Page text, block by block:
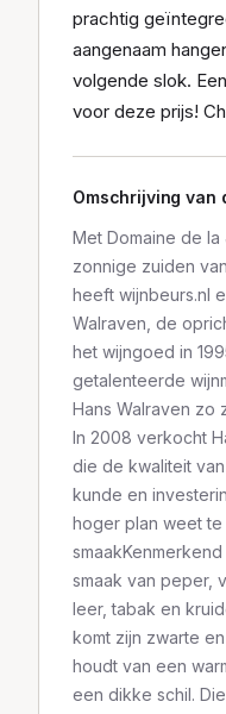
prachtig
aangenaam
volgende slok.
voor deze prijs!
Omschrijving van
Met Domaine de
zonnige zuiden
heeft wijnbeurs.nl
Walraven, de
het wijngoed in
getalenteerde
Hans Walraven zo
In 2008 verkocht
die de kwaliteit
kunde en
hoger plan weet te
smaak van peper,
leer, tabak en
komt zijn zwarte
houdt van een
een dikke schil.